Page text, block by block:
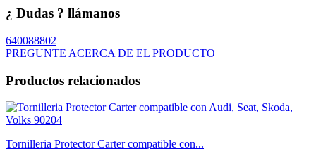
¿ Dudas ? llámanos
640088802
PREGUNTE ACERCA DE EL PRODUCTO
Productos relacionados
Tornilleria Protector Carter compatible con...